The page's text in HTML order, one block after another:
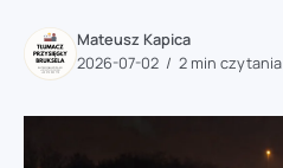
Mateusz Kapica
2026-07-02
2 min czytania